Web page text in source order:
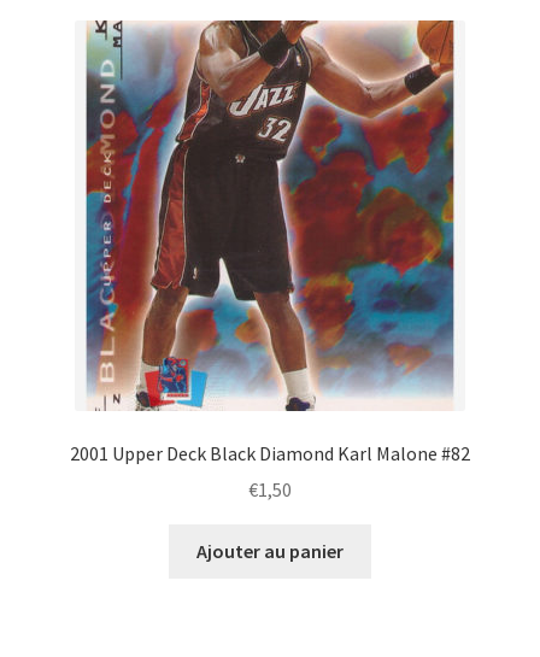
2001 Upper Deck Black Diamond Karl Malone #82
€1,50
Ajouter au panier